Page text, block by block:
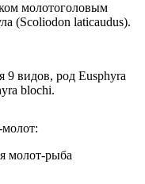
молотоголовым
(Scoliodon laticaudus).
9 видов, род Eusphyra
blochi.
молот-рыба